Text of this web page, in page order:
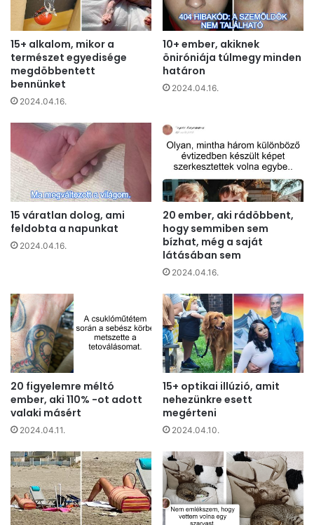
15+ alkalom, mikor a
természet egyedisége
megdöbbentett
bennünket
2024.04.16.
10+ ember, akiknek
öniróniája túlmegy minden
határon
2024.04.16.
15 váratlan dolog, ami
feldobta a napunkat
2024.04.16.
20 ember, aki rádöbbent,
hogy semmiben sem
bízhat, még a saját
látásában sem
2024.04.16.
20 figyelemre méltó
ember, aki 110% -ot adott
valaki másért
2024.04.11.
15+ optikai illúzió, amit
nehezünkre esett
megérteni
2024.04.10.